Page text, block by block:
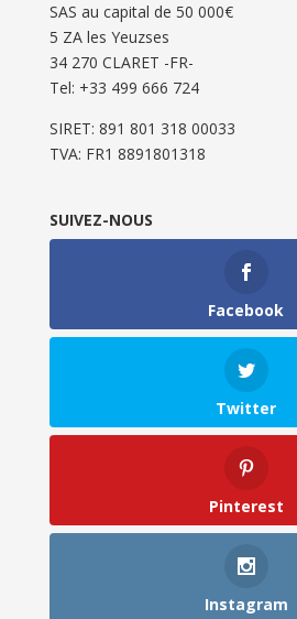
SAS au capital de 50 000€
5 ZA les Yeuzses
34 270 CLARET -FR-
Tel: ‭+33 499 666 724‬
SIRET: 891 801 318 00033
TVA: FR1 8891801318
SUIVEZ-NOUS
Facebook
Twitter
Pinterest
Instagram